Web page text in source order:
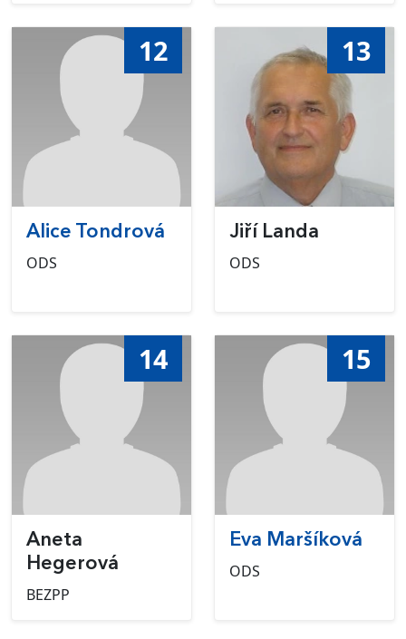
12
Alice Tondrová
ODS
13
Jiří Landa
ODS
14
Aneta
Hegerová
BEZPP
15
Eva Maršíková
ODS